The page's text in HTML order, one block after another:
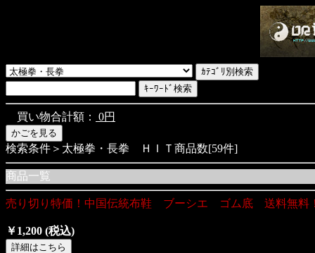
買い物合計額： 0円
検索条件＞太極拳・長拳 ＨＩＴ商品数[59件]
商品一覧
売り切り特価！中国伝統布鞋 ブーシエ ゴム底 送料無料
￥1,200 (税込)